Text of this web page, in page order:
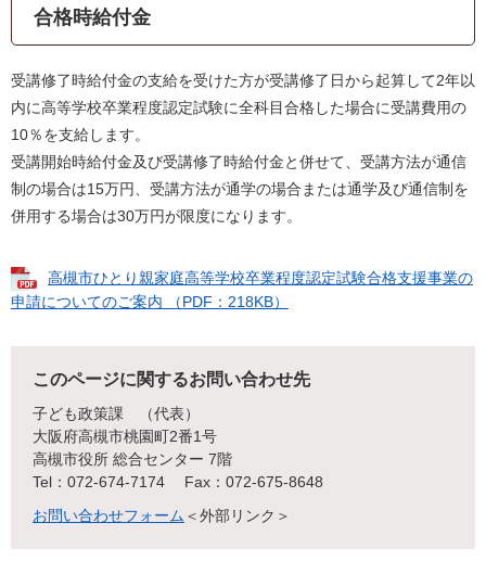
合格時給付金
受講修了時給付金の支給を受けた方が受講修了日から起算して2年以
内に高等学校卒業程度認定試験に全科目合格した場合に受講費用の
10％を支給します。
受講開始時給付金及び受講修了時給付金と併せて、受講方法が通信
制の場合は15万円、受講方法が通学の場合または通学及び通信制を
併用する場合は30万円が限度になります。
高槻市ひとり親家庭高等学校卒業程度認定試験合格支援事業の
申請についてのご案内 （PDF：218KB）
このページに関するお問い合わせ先
子ども政策課
代表
大阪府高槻市桃園町2番1号
高槻市役所 総合センター 7階
Tel：072-674-7174
Fax：072-675-8648
お問い合わせフォーム ＜外部リンク＞